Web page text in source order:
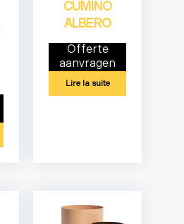
CUMINO
ALBERO
Offerte
aanvragen
Lire la suite